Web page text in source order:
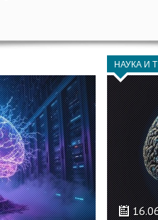
НАУКА И